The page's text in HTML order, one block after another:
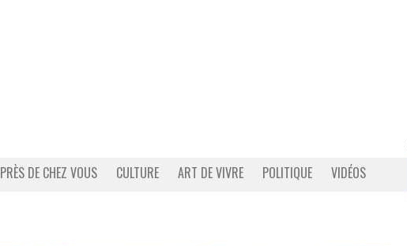
PRÈS DE CHEZ VOUS CULTURE ART DE VIVRE POLITIQUE VIDÉOS